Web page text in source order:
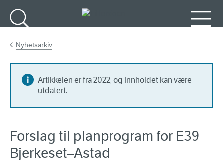
Nyhetsarkiv
Artikkelen er fra 2022, og innholdet kan være
utdatert.
Forslag til planprogram for E39
Bjerkeset–Astad